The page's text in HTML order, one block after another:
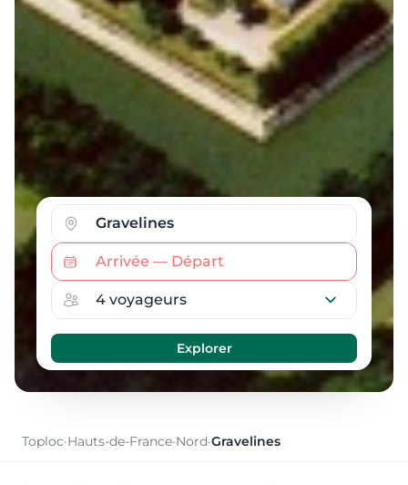
Toploc·Hauts-de-France·Nord·Gravelines